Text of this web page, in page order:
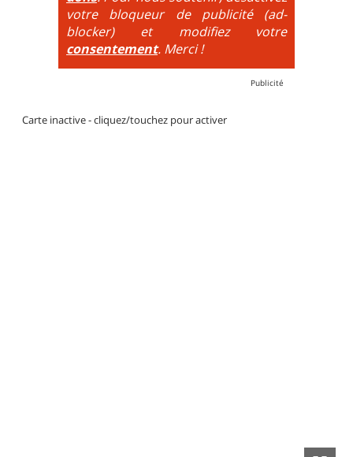
votre bloqueur de publicité (ad-
blocker) et modifiez votre
consentement. Merci !